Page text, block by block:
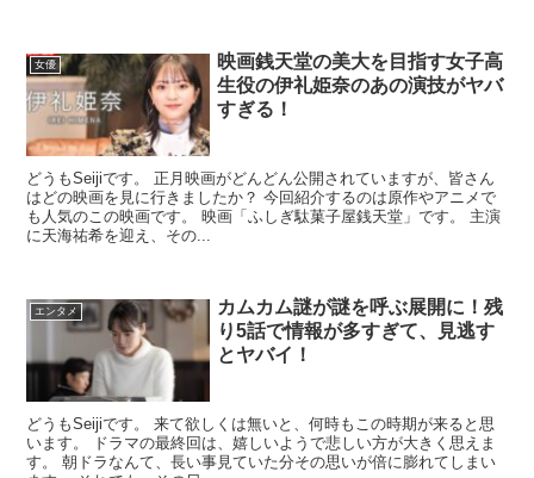
女優
映画銭天堂の美大を目指す女子高
生役の伊礼姫奈のあの演技がヤバ
すぎる！
どうもSeijiです。 正月映画がどんどん公開されていますが、皆さん
はどの映画を見に行きましたか？ 今回紹介するのは原作やアニメで
も人気のこの映画です。 映画「ふしぎ駄菓子屋銭天堂」です。 主演
に天海祐希を迎え、その...
エンタメ
カムカム謎が謎を呼ぶ展開に！残
り5話で情報が多すぎて、見逃す
とヤバイ！
どうもSeijiです。 来て欲しくは無いと、何時もこの時期が来ると思
います。 ドラマの最終回は、嬉しいようで悲しい方が大きく思えま
す。 朝ドラなんて、長い事見ていた分その思いが倍に膨れてしまい